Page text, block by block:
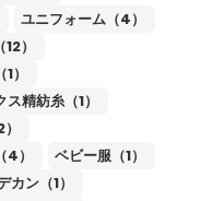
ユニフォーム（4）
）
）
精紡糸（1）
）
ベビー服（1）
ン（1）